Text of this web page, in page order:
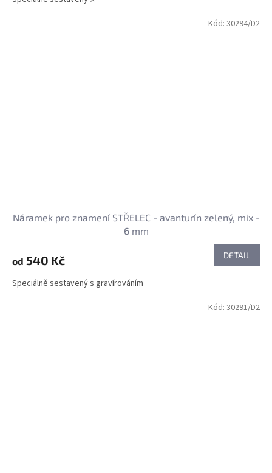
Náramek pro znamení STŘELEC - avanturín zelený, mix -
6 mm
od 540 Kč DETAIL
Speciálně sestavený s gravírováním
Kód: 30294/D2
Kód: 30291/D2